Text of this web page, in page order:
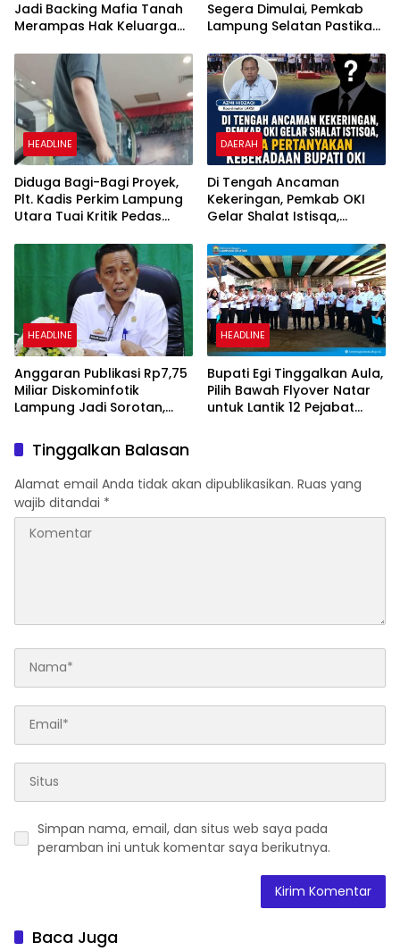
Jadi Backing Mafia Tanah
Merampas Hak Keluarga
Sutarman
Segera Dimulai, Pemkab
Lampung Selatan Pastikan
Aman dan Nyaman
HEADLINE
Diduga Bagi-Bagi Proyek,
Plt. Kadis Perkim Lampung
Utara Tuai Kritik Pedas
DAERAH
Di Tengah Ancaman
Kekeringan, Pemkab OKI
Gelar Shalat Istisqa,
Keberadaan Bupati OKI
HEADLINE
Anggaran Publikasi Rp7,75
Miliar Diskominfotik
Lampung Jadi Sorotan,
Dana Dipertanyakan
HEADLINE
Bupati Egi Tinggalkan Aula,
Pilih Bawah Flyover Natar
untuk Lantik 12 Pejabat
Tinggalkan Balasan
Alamat email Anda tidak akan dipublikasikan. Ruas yang
wajib ditandai *
Simpan nama, email, dan situs web saya pada
peramban ini untuk komentar saya berikutnya.
Baca Juga